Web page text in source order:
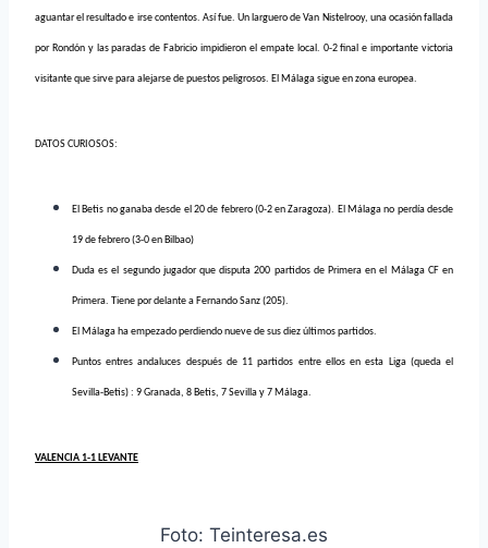
aguantar el resultado e irse contentos. Así fue. Un larguero de Van Nistelrooy, una ocasión fallada
por Rondón y las paradas de Fabricio impidieron el empate local. 0-2 final e importante victoria
visitante que sirve para alejarse de puestos peligrosos. El Málaga sigue en zona europea.
DATOS CURIOSOS:
El Betis no ganaba desde el 20 de febrero (0-2 en Zaragoza). El Málaga no perdía desde
19 de febrero (3-0 en Bilbao)
Duda es el segundo jugador que disputa 200 partidos de Primera en el Málaga CF en
Primera. Tiene por delante a Fernando Sanz (205).
El Málaga ha empezado perdiendo nueve de sus diez últimos partidos.
Puntos entres andaluces después de 11 partidos entre ellos en esta Liga (queda el
Sevilla-Betis) : 9 Granada, 8 Betis, 7 Sevilla y 7 Málaga.
VALENCIA 1-1 LEVANTE
Foto: Teinteresa.es